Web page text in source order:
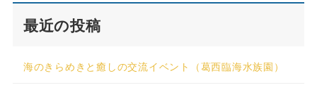
最近の投稿
海のきらめきと癒しの交流イベント（葛西臨海水族園）